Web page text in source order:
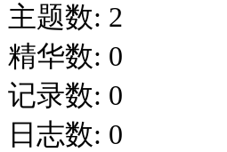
主题数: 2
精华数: 0
记录数: 0
日志数: 0